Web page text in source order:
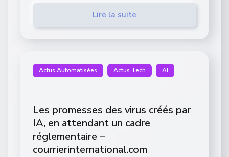
Lire la suite
Actus Automatisées Actus Tech AI
Les promesses des virus créés par
IA, en attendant un cadre
réglementaire –
courrierinternational.com